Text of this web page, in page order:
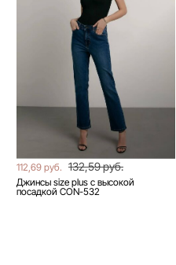
112,69 руб. 132,59 руб.
Джинсы size plus с высокой
посадкой CON-532